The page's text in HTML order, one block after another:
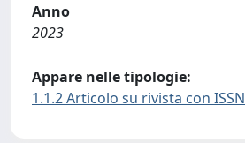
Anno
2023
Appare nelle tipologie:
1.1.2 Articolo su rivista con ISSN